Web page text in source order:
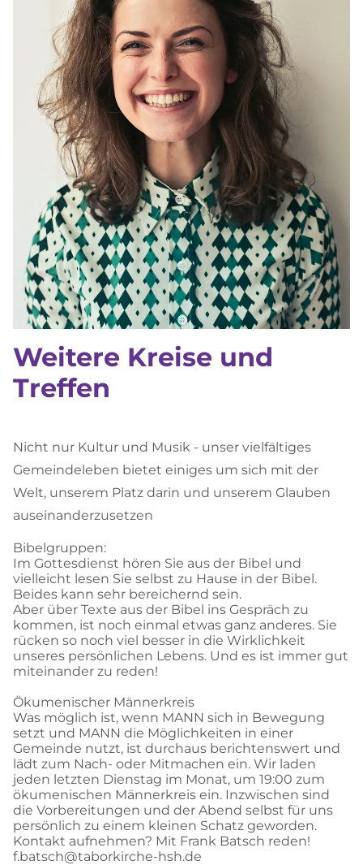
Weitere Kreise und
Treffen
Nicht nur Kultur und Musik - unser vielfältiges
Gemeindeleben bietet einiges um sich mit der
Welt, unserem Platz darin und unserem Glauben
auseinanderzusetzen
Bibelgruppen:
Im Gottesdienst hören Sie aus der Bibel und
vielleicht lesen Sie selbst zu Hause in der Bibel.
Beides kann sehr bereichernd sein.
Aber über Texte aus der Bibel ins Gespräch zu
kommen, ist noch einmal etwas ganz anderes. Sie
rücken so noch viel besser in die Wirklichkeit
unseres persönlichen Lebens. Und es ist immer gut
miteinander zu reden!
Ökumenischer Männerkreis
Was möglich ist, wenn MANN sich in Bewegung
setzt und MANN die Möglichkeiten in einer
Gemeinde nutzt, ist durchaus berichtenswert und
lädt zum Nach- oder Mitmachen ein. Wir laden
jeden letzten Dienstag im Monat, um 19:00 zum
ökumenischen Männerkreis ein. Inzwischen sind
die Vorbereitungen und der Abend selbst für uns
persönlich zu einem kleinen Schatz geworden.
Kontakt aufnehmen? Mit Frank Batsch reden!
f.batsch@taborkirche-hsh.de